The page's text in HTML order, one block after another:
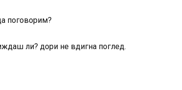
поговорим?
ли? дори не вдигна поглед.